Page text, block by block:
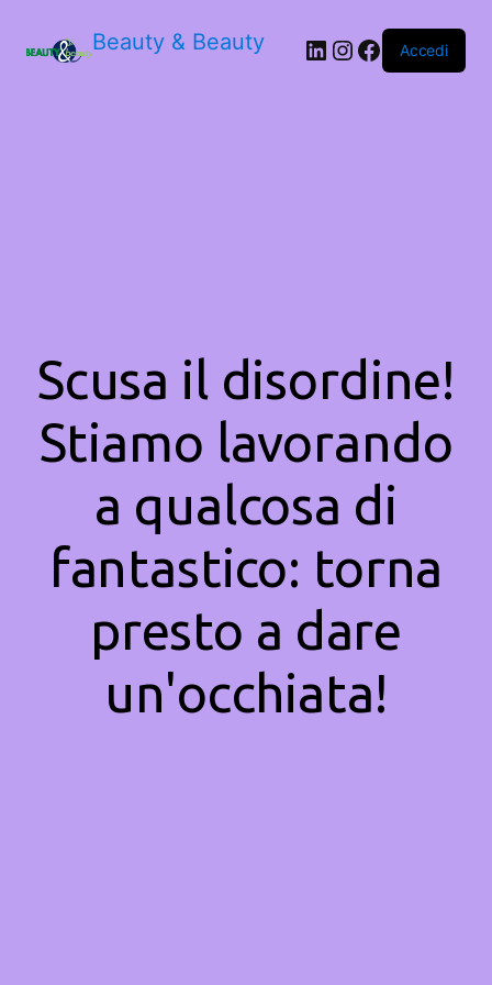
Beauty & Beauty LinkedIn
Instagram
Facebook
Accedi
Scusa il disordine!
Stiamo lavorando
a qualcosa di
fantastico: torna
presto a dare
un'occhiata!